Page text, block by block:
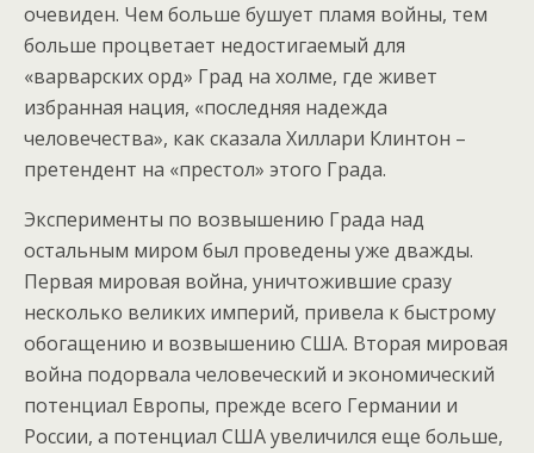
очевиден. Чем больше бушует пламя войны, тем
больше процветает недостигаемый для
«варварских орд» Град на холме, где живет
избранная нация, «последняя надежда
человечества», как сказала Хиллари Клинтон –
претендент на «престол» этого Града.
Эксперименты по возвышению Града над
остальным миром был проведены уже дважды.
Первая мировая война, уничтожившие сразу
несколько великих империй, привела к быстрому
обогащению и возвышению США. Вторая мировая
война подорвала человеческий и экономический
потенциал Европы, прежде всего Германии и
России, а потенциал США увеличился еще больше,